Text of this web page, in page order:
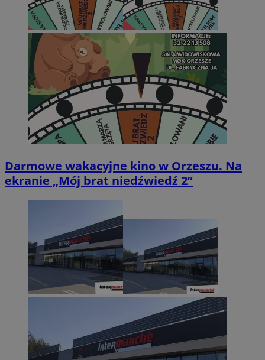
Darmowe wakacyjne kino w Orzeszu. Na
ekranie „Mój brat niedźwiedź 2”